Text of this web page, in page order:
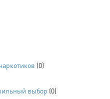
(0)
выбор (0)